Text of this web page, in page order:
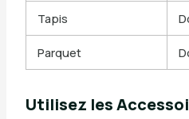
Tapis
Parquet
Utilisez les